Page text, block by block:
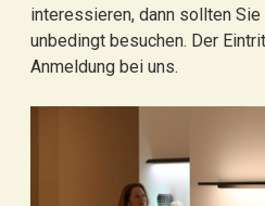
interessieren, dann sollten
unbedingt besuchen. Der
Anmeldung bei uns.